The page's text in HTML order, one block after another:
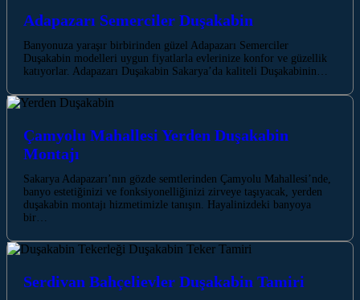
Adapazarı Semerciler Duşakabin
Banyonuza yaraşır birbirinden güzel Adapazarı Semerciler
Duşakabin modelleri uygun fiyatlarla evlerinize konfor ve güzellik
katıyorlar. Adapazarı Duşakabin Sakarya’da kaliteli Duşakabinin…
Çamyolu Mahallesi Yerden Duşakabin
Montajı
Sakarya Adapazarı’nın gözde semtlerinden Çamyolu Mahallesi’nde,
banyo estetiğinizi ve fonksiyonelliğinizi zirveye taşıyacak, yerden
duşakabin montajı hizmetimizle tanışın. Hayalinizdeki banyoya
bir…
Serdivan Bahçelievler Duşakabin Tamiri